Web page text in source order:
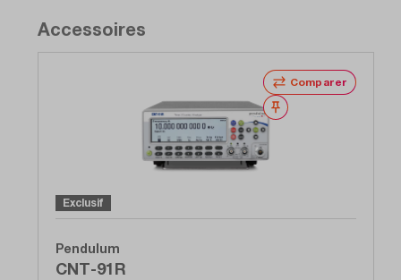
Accessoires
Comparer
Noter
Exclusif
Pendulum
CNT-91R